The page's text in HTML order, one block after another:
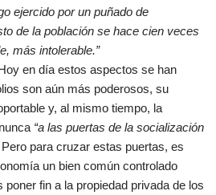
ejercido por un puñado de
de la población se hace cien veces
más intolerable.”
en día estos aspectos se han
son aún más poderosos, su
y, al mismo tiempo, la
“a las puertas de la socialización
para cruzar estas puertas, es
un bien común controlado
fin a la propiedad privada de los